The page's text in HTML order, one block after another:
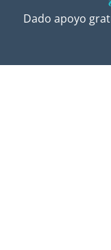
Dado apoyo